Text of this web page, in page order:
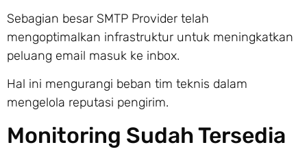
Sebagian besar SMTP Provider telah
mengoptimalkan infrastruktur untuk meningkatkan
peluang email masuk ke inbox.
Hal ini mengurangi beban tim teknis dalam
mengelola reputasi pengirim.
Monitoring Sudah Tersedia